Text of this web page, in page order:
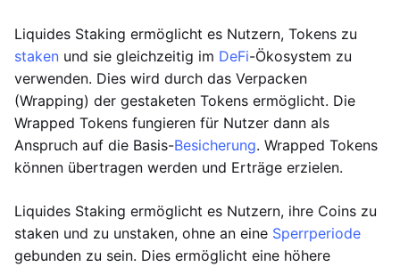
Liquides Staking ermöglicht es Nutzern, Tokens zu
staken und sie gleichzeitig im DeFi-Ökosystem zu
verwenden. Dies wird durch das Verpacken
(Wrapping) der gestaketen Tokens ermöglicht. Die
Wrapped Tokens fungieren für Nutzer dann als
Anspruch auf die Basis-Besicherung. Wrapped Tokens
können übertragen werden und Erträge erzielen.
Liquides Staking ermöglicht es Nutzern, ihre Coins zu
staken und zu unstaken, ohne an eine Sperrperiode
gebunden zu sein. Dies ermöglicht eine höhere